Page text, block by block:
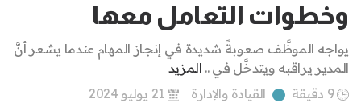
وخطوات التعامل معها
يواجه الموظَّف صعوبةً شديدة في إنجاز المهام عندما يشعر أنَّ
المدير يراقبه ويتدخَّل في .. المزيد
9 دقيقة
القيادة والإدارة 21 يوليو 2024